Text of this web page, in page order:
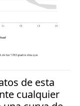
de esta
cualquier